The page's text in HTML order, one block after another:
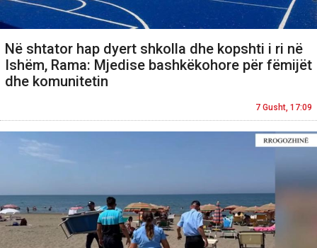
Në shtator hap dyert shkolla dhe kopshti i ri në
Ishëm, Rama: Mjedise bashkëkohore për fëmijët
dhe komunitetin
7 Gusht, 17:09